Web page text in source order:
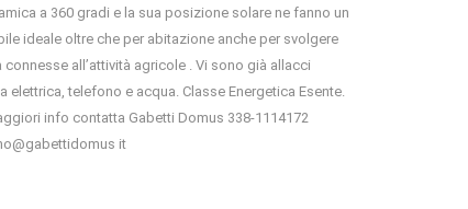
a 360 gradi e la sua posizione solare ne fanno un
ideale oltre che per abitazione anche per svolgere
connesse all’attività agricole . Vi sono già allacci
elettrica, telefono e acqua. Classe Energetica Esente.
info contatta Gabetti Domus 338-1114172
it